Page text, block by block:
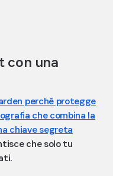
con una
perché protegge
che combina la
chiave segreta
che solo tu